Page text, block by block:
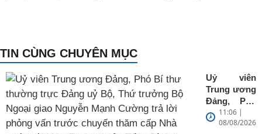
TIN CÙNG CHUYÊN MỤC
Uỷ viên
Trung ương
Đảng, Phó
Bí thư
thường
11:06 |
08/08/2026